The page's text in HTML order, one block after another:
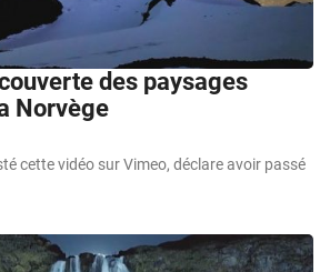
des paysages
Norvège
cette vidéo sur Vimeo, déclare avoir passé